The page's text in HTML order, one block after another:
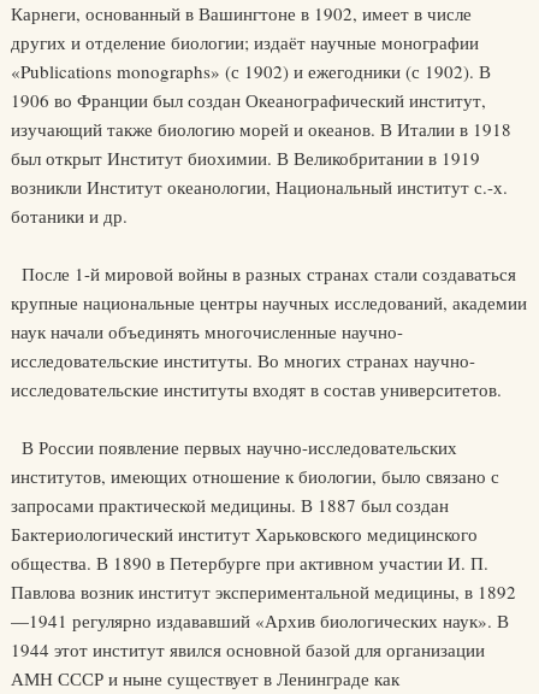
Карнеги, основанный в Вашингтоне в 1902, имеет в числе
других и отделение биологии; издаёт научные монографии
«Publications monographs» (с 1902) и ежегодники (с 1902). В
1906 во Франции был создан Океанографический институт,
изучающий также биологию морей и океанов. В Италии в 1918
был открыт Институт биохимии. В Великобритании в 1919
возникли Институт океанологии, Национальный институт с.-х.
ботаники и др.
После 1-й мировой войны в разных странах стали создаваться
крупные национальные центры научных исследований, академии
наук начали объединять многочисленные научно-
исследовательские институты. Во многих странах научно-
исследовательские институты входят в состав университетов.
В России появление первых научно-исследовательских
институтов, имеющих отношение к биологии, было связано с
запросами практической медицины. В 1887 был создан
Бактериологический институт Харьковского медицинского
общества. В 1890 в Петербурге при активном участии И. П.
Павлова возник институт экспериментальной медицины, в 1892
—1941 регулярно издававший «Архив биологических наук». В
1944 этот институт явился основной базой для организации
АМН СССР и ныне существует в Ленинграде как